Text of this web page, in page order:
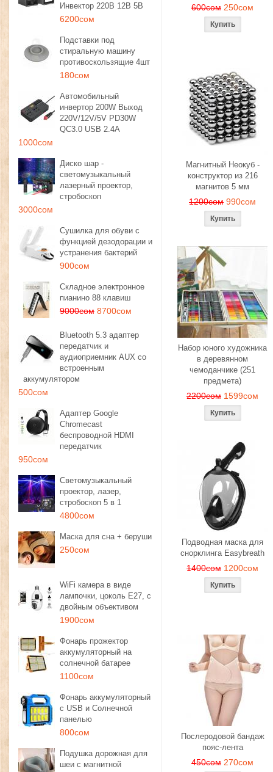
Инвектор 220В 12В 5В
6200сом
Подставки под
стиральную машину
противоскользящие 4шт
180сом
Автомобильный
инвертор 200W Выход
220V/12V/5V PD30W
QC3.0 USB 2.4A
1000сом
Диско шар -
светомузыкальный
лазерный проектор,
стробоскоп
3000сом
Сушилка для обуви с
функцией дезодорации и
устранения бактерий
900сом
Складное электронное
пианино 88 клавиш
9000сом 8700сом
Bluetooth 5.3 адаптер
передатчик и
аудиоприемник AUX со
встроенным
аккумулятором
500сом
Адаптер Google
Chromecast
беспроводной HDMI
передатчик
950сом
Светомузыкальный
проектор, лазер,
стробоскоп 5 в 1
4800сом
Маска для сна + беруши
250сом
WiFi камера в виде
лампочки, цоколь E27, с
двойным объективом
1900сом
Фонарь прожектор
аккумуляторный на
солнечной батарее
1100сом
Фонарь аккумуляторный
с USB и Солнечной
панелью
800сом
Подушка дорожная для
шеи с магнитной
600сом 250сом
Магнитный Неокуб -
конструктор из 216
магнитов 5 мм
1200сом 990сом
Набор юного художника
в деревянном
чемоданчике (251
предмета)
2200сом 1599сом
Подводная маска для
снорклинга Easybreath
1400сом 1200сом
Послеродовой бандаж
пояс-лента
450сом 270сом